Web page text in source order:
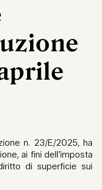
n. 23/E/2025, ha
ai fini dell’imposta
di superficie sui